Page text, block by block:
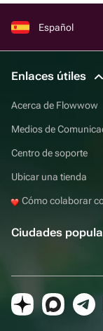
Español
Enlaces útiles
Acerca de Flowwow
Medios de
Centro de soporte
Ubicar una tienda
Cómo colaborar
Ciudades